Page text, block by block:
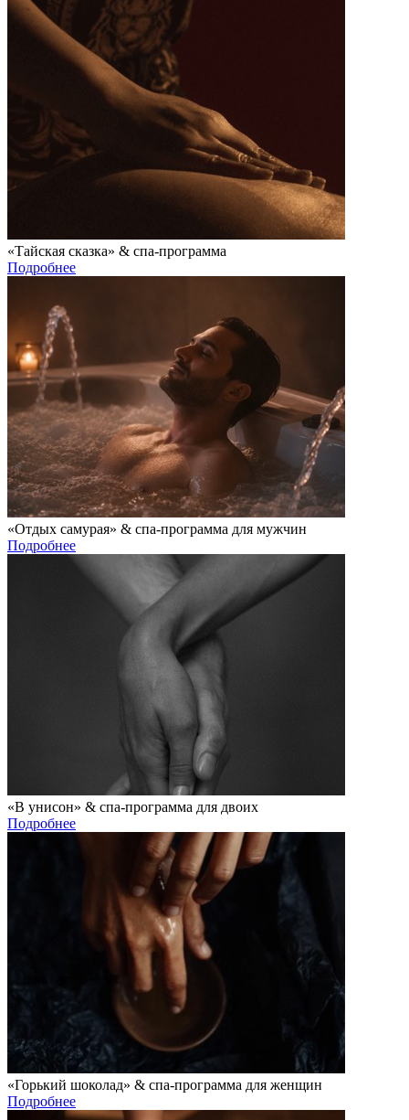
«Тайская сказка» & спа-программа
Подробнее
«Отдых самурая» & спа-программа для мужчин
Подробнее
«В унисон» & спа-программа для двоих
Подробнее
«Горький шоколад» & спа-программа для женщин
Подробнее